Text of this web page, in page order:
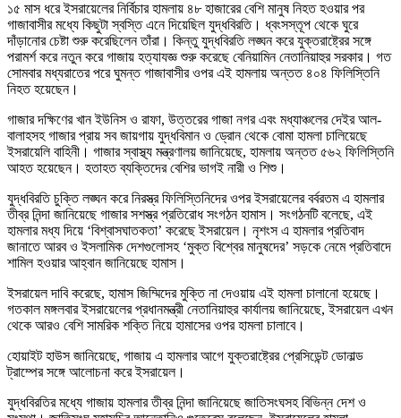
১৫ মাস ধরে ইসরায়েলের নির্বিচার হামলায় ৪৮ হাজারের বেশি মানুষ নিহত হওয়ার পর
গাজাবাসীর মধ্যে কিছুটা স্বস্তি এনে দিয়েছিল যুদ্ধবিরতি। ধ্বংসস্তূপ থেকে ঘুরে
দাঁড়ানোর চেষ্টা শুরু করেছিলেন তাঁরা। কিন্তু যুদ্ধবিরতি লঙ্ঘন করে যুক্তরাষ্ট্রের সঙ্গে
পরামর্শ করে নতুন করে গাজায় হত্যাযজ্ঞ শুরু করেছে বেনিয়ামিন নেতানিয়াহুর সরকার। গত
সোমবার মধ্যরাতের পরে ঘুমন্ত গাজাবাসীর ওপর এই হামলায় অন্তত ৪০৪ ফিলিস্তিনি
নিহত হয়েছেন।
গাজার দক্ষিণের খান ইউনিস ও রাফা, উত্তরের গাজা নগর এবং মধ্যাঞ্চলের দেইর আল-
বালাহসহ গাজার প্রায় সব জায়গায় যুদ্ধবিমান ও ড্রোন থেকে বোমা হামলা চালিয়েছে
ইসরায়েলি বাহিনী। গাজার স্বাস্থ্য মন্ত্রণালয় জানিয়েছে, হামলায় অন্তত ৫৬২ ফিলিস্তিনি
আহত হয়েছেন। হতাহত ব্যক্তিদের বেশির ভাগই নারী ও শিশু।
যুদ্ধবিরতি চুক্তি লঙ্ঘন করে নিরস্ত্র ফিলিস্তিনিদের ওপর ইসরায়েলের বর্বরতম এ হামলার
তীব্র নিন্দা জানিয়েছে গাজার সশস্ত্র প্রতিরোধ সংগঠন হামাস। সংগঠনটি বলেছে, এই
হামলার মধ্য দিয়ে ‘বিশ্বাসঘাতকতা’ করেছে ইসরায়েল। নৃশংস এ হামলার প্রতিবাদ
জানাতে আরব ও ইসলামিক দেশগুলোসহ ‘মুক্ত বিশ্বের মানুষদের’ সড়কে নেমে প্রতিবাদে
শামিল হওয়ার আহ্বান জানিয়েছে হামাস।
ইসরায়েল দাবি করেছে, হামাস জিম্মিদের মুক্তি না দেওয়ায় এই হামলা চালানো হয়েছে।
গতকাল মঙ্গলবার ইসরায়েলের প্রধানমন্ত্রী নেতানিয়াহুর কার্যালয় জানিয়েছে, ইসরায়েল এখন
থেকে আরও বেশি সামরিক শক্তি নিয়ে হামাসের ওপর হামলা চালাবে।
হোয়াইট হাউস জানিয়েছে, গাজায় এ হামলার আগে যুক্তরাষ্ট্রের প্রেসিডেন্ট ডোনাল্ড
ট্রাম্পের সঙ্গে আলোচনা করে ইসরায়েল।
যুদ্ধবিরতির মধ্যে গাজায় হামলার তীব্র নিন্দা জানিয়েছে জাতিসংঘসহ বিভিন্ন দেশ ও